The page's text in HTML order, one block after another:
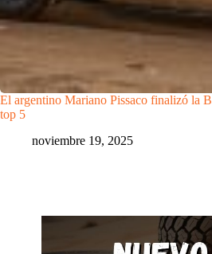
El argentino Mariano Pissaco finalizó la
top 5
noviembre 19, 2025